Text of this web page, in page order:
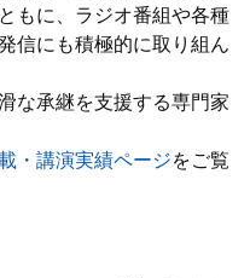
もに、ラジオ番組や各種
信にも積極的に取り組ん
な承継を支援する専門家
・講演実績ページをご覧